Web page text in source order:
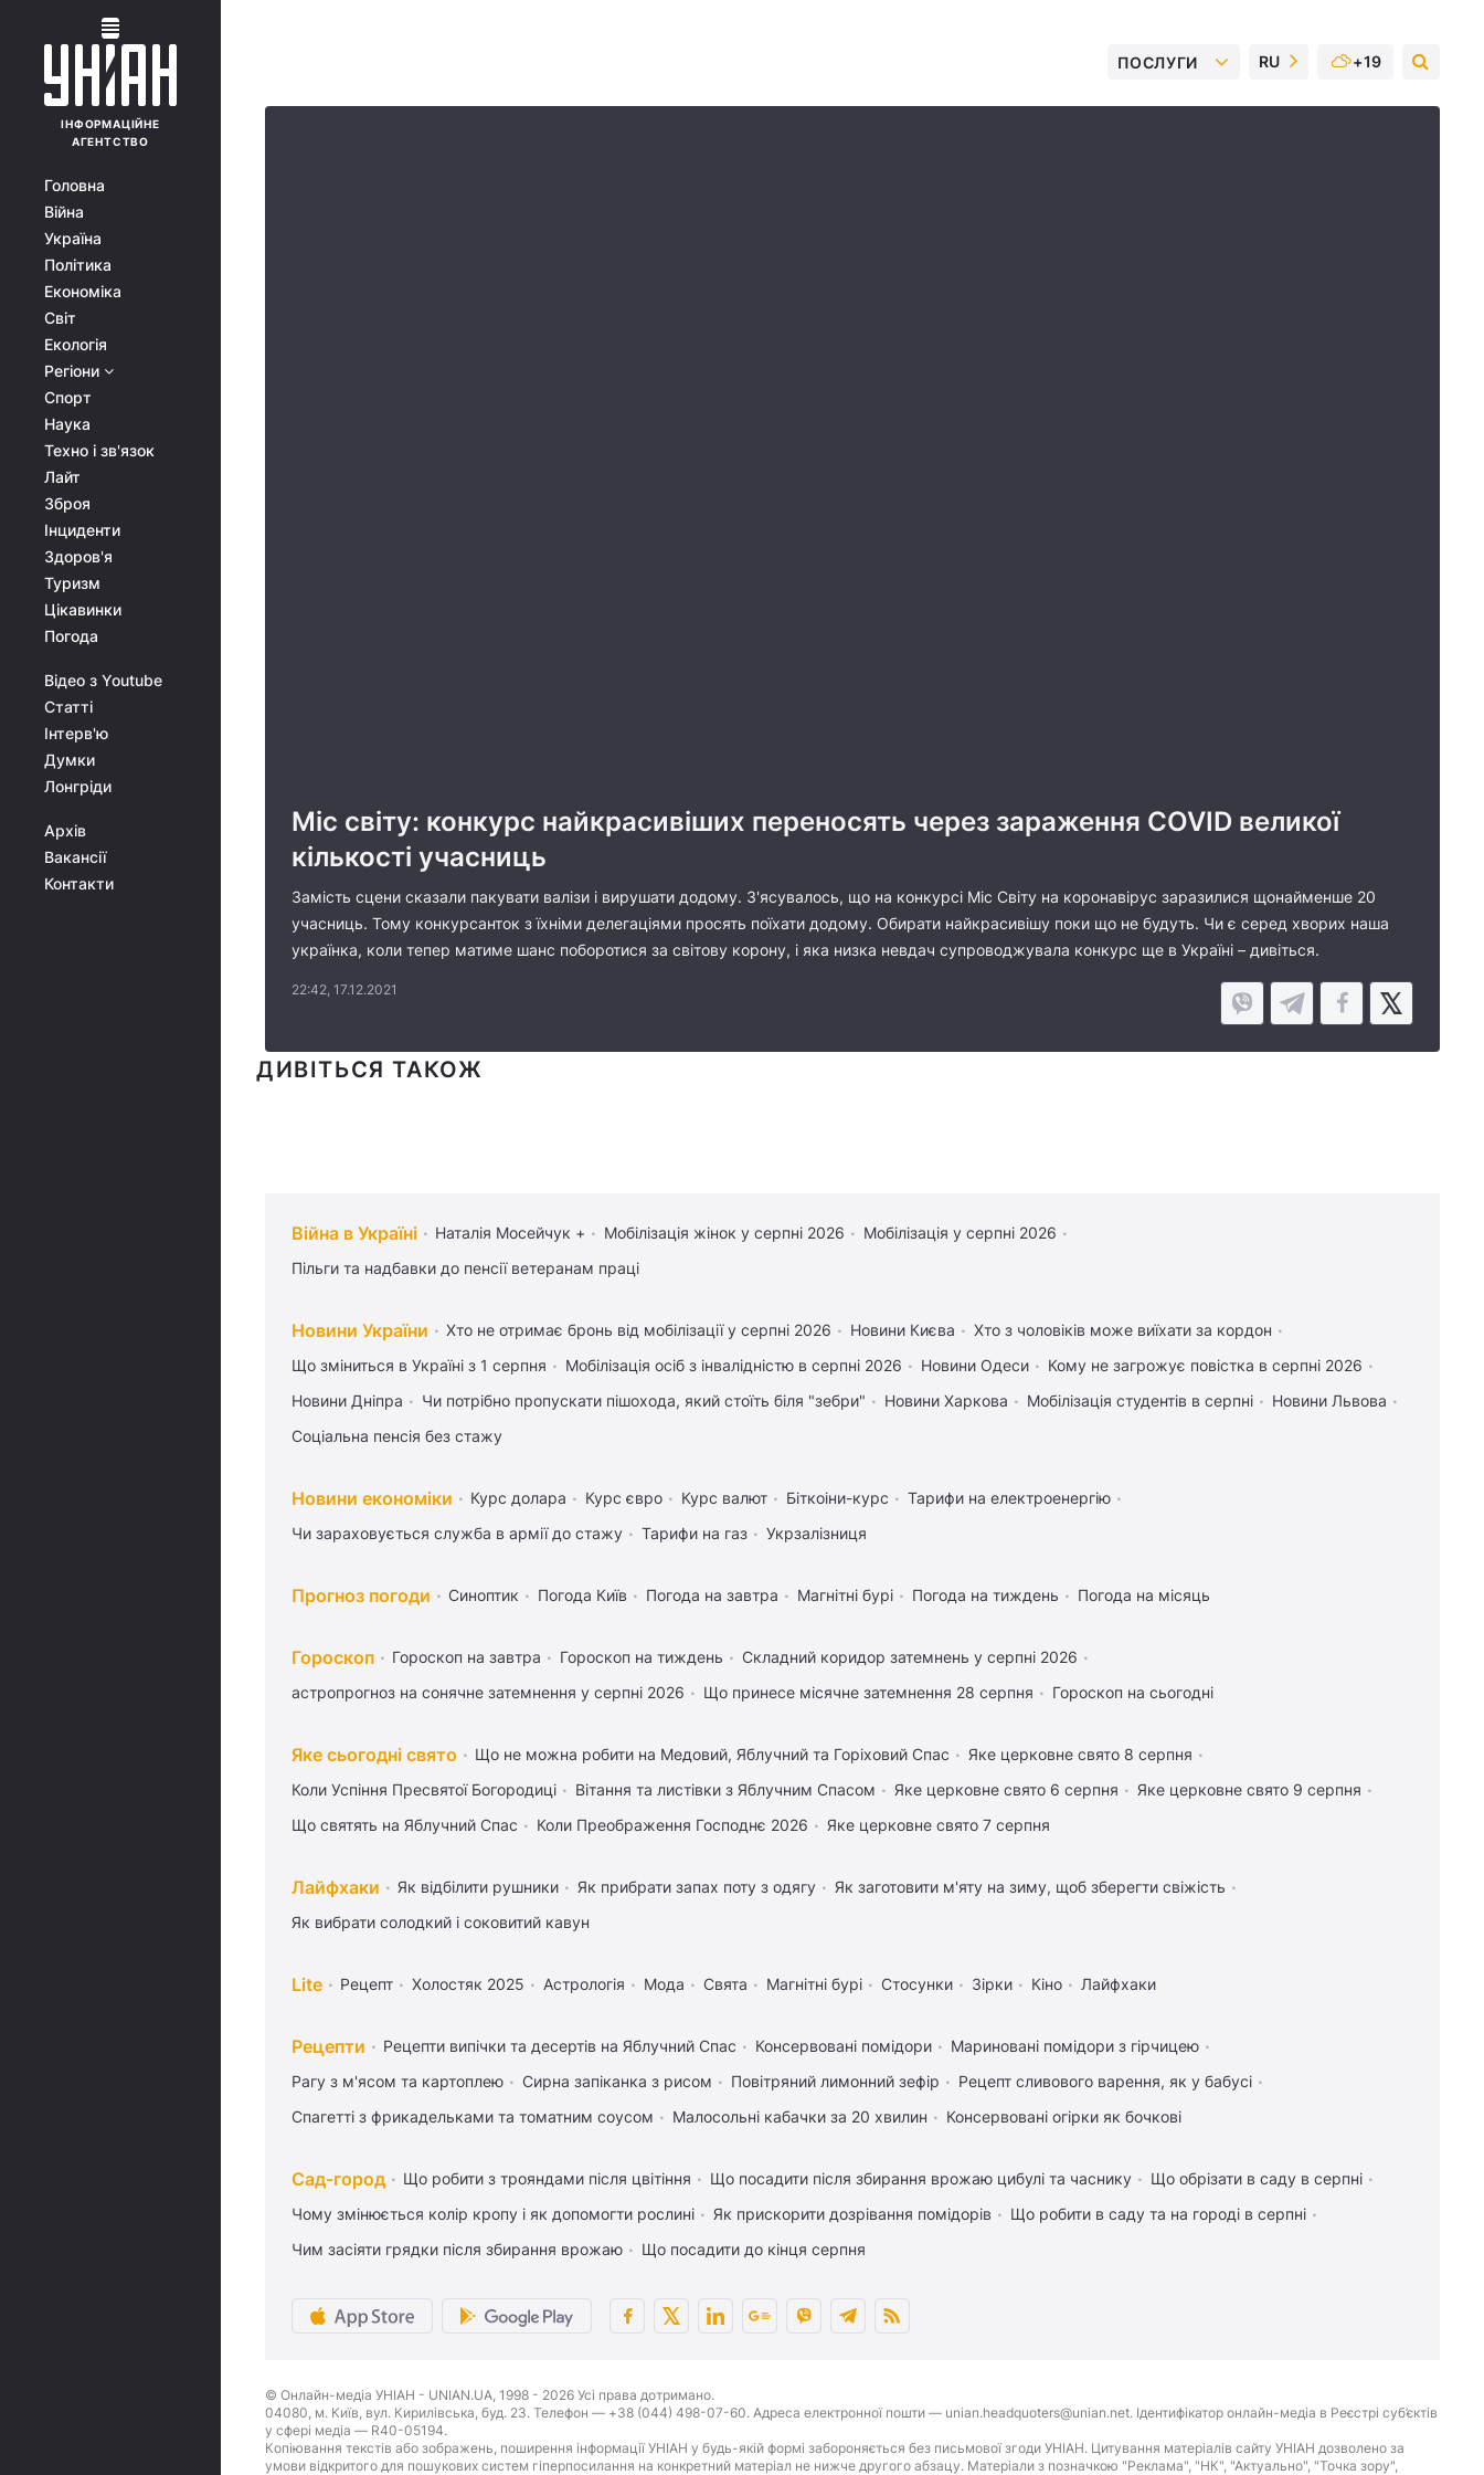
ІНФОРМАЦІЙНЕ
АГЕНТСТВО
Головна
Війна
Україна
Політика
Економіка
Світ
Екологія
Регіони
Спорт
Наука
Техно і зв'язок
Лайт
Зброя
Інциденти
Здоров'я
Туризм
Цікавинки
Погода
Відео з Youtube
Статті
Інтерв'ю
Думки
Лонгріди
Архів
Вакансії
Контакти
ПОСЛУГИ RU +19
Міс світу: конкурс найкрасивіших переносять через зараження COVID великої
кількості учасниць
Замість сцени сказали пакувати валізи і вирушати додому. З'ясувалось, що на конкурсі Міс Світу на коронавірус заразилися щонайменше 20
учасниць. Тому конкурсанток з їхніми делегаціями просять поїхати додому. Обирати найкрасивішу поки що не будуть. Чи є серед хворих наша
українка, коли тепер матиме шанс поборотися за світову корону, і яка низка невдач супроводжувала конкурс ще в Україні – дивіться.
22:42, 17.12.2021
ДИВІТЬСЯ ТАКОЖ
Війна в Україні Наталія Мосейчук + Мобілізація жінок у серпні 2026
Мобілізація у серпні 2026
Пільги та надбавки до пенсії ветеранам праці
Новини України Хто не отримає бронь від мобілізації у серпні 2026 Новини Києва
Хто з чоловіків може виїхати за кордон
Що зміниться в Україні з 1 серпня
Мобілізація осіб з інвалідністю в серпні 2026 Новини Одеси
Кому не загрожує повістка в серпні 2026
Новини Дніпра
Чи потрібно пропускати пішохода, який стоїть біля "зебри" Новини Харкова Мобілізація студентів в серпні
Новини Львова
Соціальна пенсія без стажу
Новини економіки Курс долара Курс євро Курс валют Біткоіни-курс
Тарифи на електроенергію
Чи зараховується служба в армії до стажу
Тарифи на газ Укрзалізниця
Прогноз погоди Синоптик Погода Київ Погода на завтра Магнітні бурі Погода на тиждень Погода на місяць
Гороскоп Гороскоп на завтра Гороскоп на тиждень
Складний коридор затемнень у серпні 2026
астропрогноз на сонячне затемнення у серпні 2026
Що принесе місячне затемнення 28 серпня Гороскоп на сьогодні
Яке сьогодні свято Що не можна робити на Медовий, Яблучний та Горіховий Спас
Яке церковне свято 8 серпня
Коли Успіння Пресвятої Богородиці
Вітання та листівки з Яблучним Спасом Яке церковне свято 6 серпня
Яке церковне свято 9 серпня
Що святять на Яблучний Спас
Коли Преображення Господнє 2026 Яке церковне свято 7 серпня
Лайфхаки Як відбілити рушники Як прибрати запах поту з одягу
Як заготовити м'яту на зиму, щоб зберегти свіжість
Як вибрати солодкий і соковитий кавун
Lite Рецепт Холостяк 2025 Астрологія Мода Свята Магнітні бурі Стосунки Зірки Кіно Лайфхаки
Рецепти Рецепти випічки та десертів на Яблучний Спас Консервовані помідори
Мариновані помідори з гірчицею
Рагу з м'ясом та картоплею
Сирна запіканка з рисом Повітряний лимонний зефір
Рецепт сливового варення, як у бабусі
Спагетті з фрикадельками та томатним соусом
Малосольні кабачки за 20 хвилин Консервовані огірки як бочкові
Сад-город Що робити з трояндами після цвітіння Що посадити після збирання врожаю цибулі та часнику
Що обрізати в саду в серпні
Чому змінюється колір кропу і як допомогти рослині
Як прискорити дозрівання помідорів
Що робити в саду та на городі в серпні
Чим засіяти грядки після збирання врожаю
Що посадити до кінця серпня
© Онлайн-медіа УНІАН - UNIAN.UA, 1998 - 2026 Усі права дотримано.
04080, м. Київ, вул. Кирилівська, буд. 23. Телефон — +38 (044) 498-07-60. Адреса електронної пошти — unian.headquoters@unian.net. Ідентифікатор онлайн-медіа в Реєстрі суб’єктів
у сфері медіа — R40-05194.
Копіювання текстів або зображень, поширення інформації УНІАН у будь-якій формі забороняється без письмової згоди УНІАН. Цитування матеріалів сайту УНІАН дозволено за
умови відкритого для пошукових систем гіперпосилання на конкретний матеріал не нижче другого абзацу. Матеріали з позначкою "Реклама", "НК", "Актуально", "Точка зору",